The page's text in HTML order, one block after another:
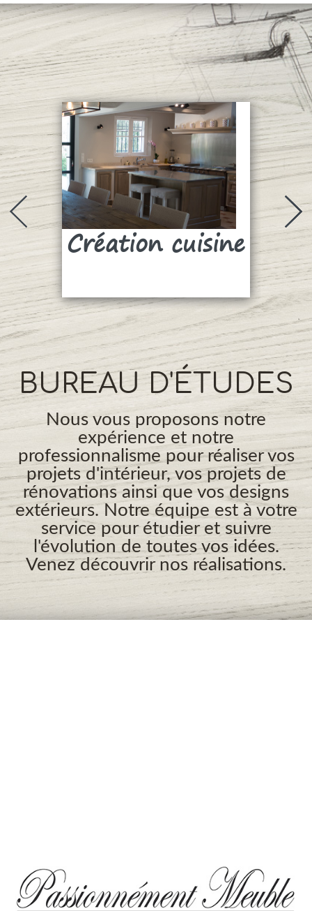
Création cuisine
BUREAU D'ÉTUDES
Nous vous proposons notre
expérience et notre
professionnalisme pour réaliser vos
projets d'intérieur, vos projets de
rénovations ainsi que vos designs
extérieurs. Notre équipe est à votre
service pour étudier et suivre
l'évolution de toutes vos idées.
Venez découvrir nos réalisations.